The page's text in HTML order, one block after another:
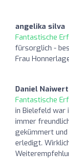
angelika silva
Fantastische
fürsorglich -
Frau
Daniel Naiwert
Fantastische
in Bielefeld war
immer
gekümmert
erledigt.